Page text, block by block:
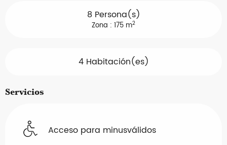
8 Persona(s)
Zona : 175 m2
4 Habitación(es)
Servicios
Acceso para minusválidos